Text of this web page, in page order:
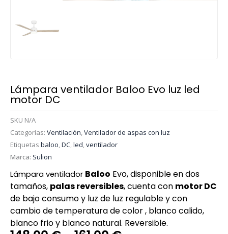
Lámpara ventilador Baloo Evo luz led
motor DC
SKU N/A
Categorías: Ventilación,Ventilador de aspas con luz
Etiquetas baloo,DC,led,ventilador
Marca: Sulion
Lámpara ventilador Baloo Evo, disponible en dos
tamaños, palas reversibles, cuenta con motor DC
de bajo consumo y luz de luz regulable y con
cambio de temperatura de color , blanco calido,
blanco frio y blanco natural. Reversible.